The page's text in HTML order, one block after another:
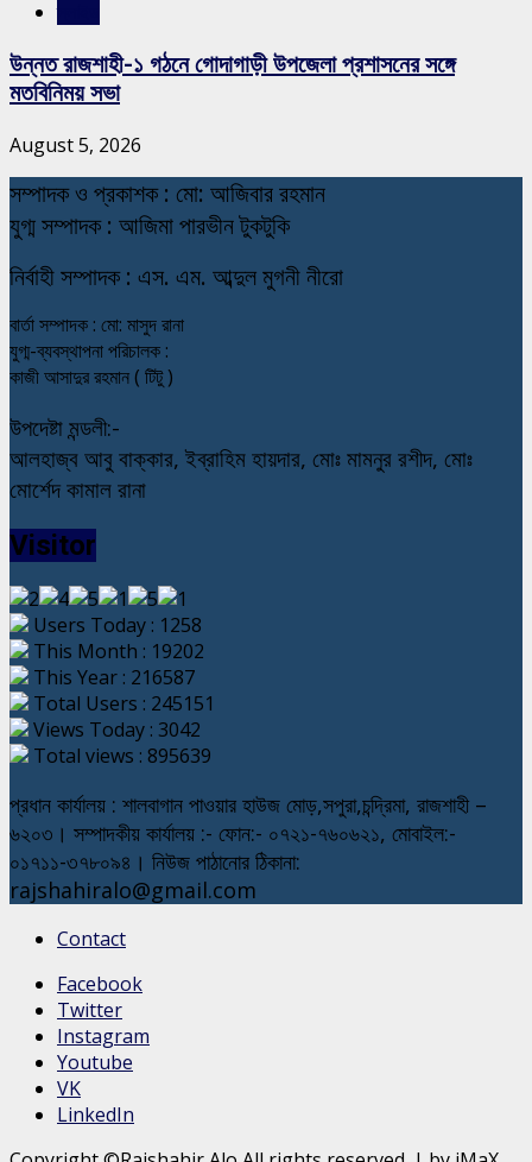
উন্নত রাজশাহী-১ গঠনে গোদাগাড়ী উপজেলা প্রশাসনের সঙ্গে
মতবিনিময় সভা
August 5, 2026
সম্পাদক ও প্রকাশক : মো: আজিবার রহমান
যুগ্ম সম্পাদক : আজিমা পারভীন টুকটুকি
নির্বাহী সম্পাদক : এস. এম. আব্দুল মুগনী নীরো
বার্তা সম্পাদক : মো: মাসুদ রানা
যুগ্ম-ব্যবস্থাপনা পরিচালক :
কাজী আসাদুর রহমান ( টিটু )
উপদেষ্টা মন্ডলী:-
আলহাজ্ব আবু বাক্কার, ইব্রাহিম হায়দার, মোঃ মামনুর রশীদ, মোঃ
মোর্শেদ কামাল রানা
Visitor
Users Today : 1258
This Month : 19202
This Year : 216587
Total Users : 245151
Views Today : 3042
Total views : 895639
প্রধান কার্যালয় : শালবাগান পাওয়ার হাউজ মোড়,সপুরা,চন্দ্রিমা, রাজশাহী –
৬২০৩। সম্পাদকীয় কার্যালয় :- ফোন:- ০৭২১-৭৬০৬২১, মোবাইল:-
০১৭১১-৩৭৮০৯৪। নিউজ পাঠানোর ঠিকানা:
rajshahiralo@gmail.com
Contact
Facebook
Twitter
Instagram
Youtube
VK
LinkedIn